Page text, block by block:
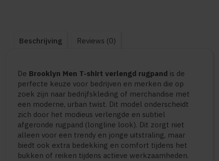
Beschrijving Reviews (0)
De Brooklyn Men T-shirt verlengd rugpand is de
perfecte keuze voor bedrijven en merken die op
zoek zijn naar bedrijfskleding of merchandise met
een moderne, urban twist. Dit model onderscheidt
zich door het modieus verlengde en subtiel
afgeronde rugpand (longline look). Dit zorgt niet
alleen voor een trendy en jonge uitstraling, maar
biedt ook extra bedekking en comfort tijdens het
bukken of reiken tijdens actieve werkzaamheden.